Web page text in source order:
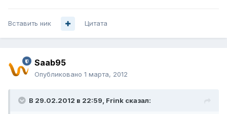
Вставить ник Цитата
Saab95
Опубликовано 1 марта, 2012
В 29.02.2012 в 22:59, Frink сказал: